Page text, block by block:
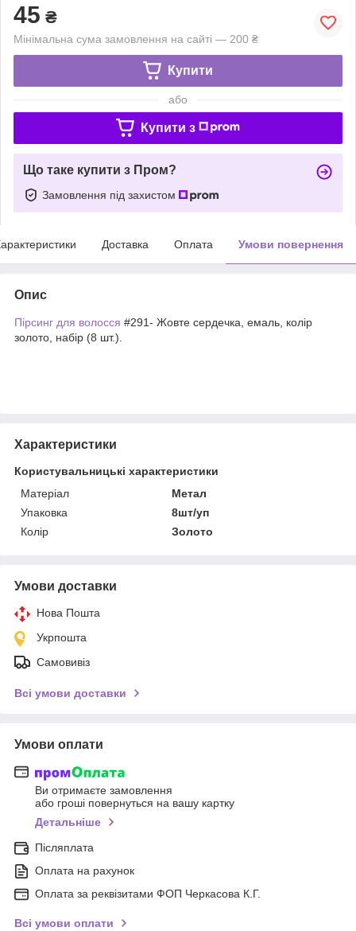
45 ₴
Мінімальна сума замовлення на сайті — 200 ₴
Купити
або
Купити з
Що таке купити з Пром?
Замовлення під захистом
Доставка Оплата Умови повернення
Опис
Пірсинг для волосся #291- Жовте сердечка, емаль, колір
золото, набір (8 шт.).
Характеристики
Користувальницькі характеристики
Матеріал
Метал
Упаковка
8шт/уп
Колір
Золото
Умови доставки
Нова Пошта
Укрпошта
Самовивіз
Всі умови доставки
Умови оплати
Ви отримаєте замовлення
або гроші повернуться на вашу картку
Детальніше
Післяплата
Оплата на рахунок
Оплата за реквізитами ФОП Черкасова К.Г.
Всі умови оплати